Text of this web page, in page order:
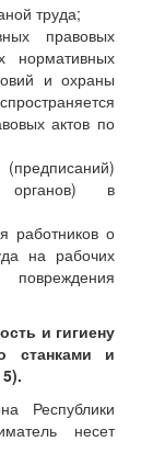
труда;
правовых
нормативных
и охраны
актов по
органов) в
работников о
на рабочих
и гигиену
станками и
Республики
несет